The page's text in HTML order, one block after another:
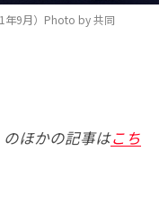
年9月）Photo by 共同
のほかの記事はこち